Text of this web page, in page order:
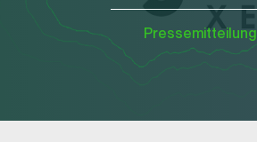
Pressemitteilung